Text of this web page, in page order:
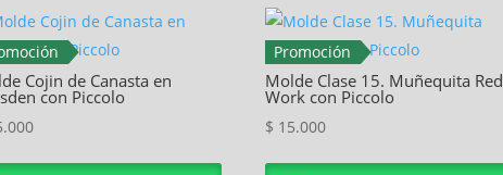
Cojin de Canasta en
con Piccolo
Promoción
Molde Clase 15. Muñequita Red
Work con Piccolo
$ 15.000